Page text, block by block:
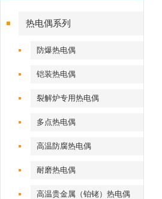
热电偶系列
防爆热电偶
铠装热电偶
裂解炉专用热电偶
多点热电偶
高温防腐热电偶
耐磨热电偶
高温贵金属（铂铑）热电偶